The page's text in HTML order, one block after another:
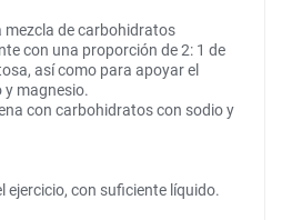
mezcla de carbohidratos
con una proporción de 2: 1 de
así como para apoyar el
y magnesio.
con carbohidratos con sodio y
ejercicio, con suficiente líquido.